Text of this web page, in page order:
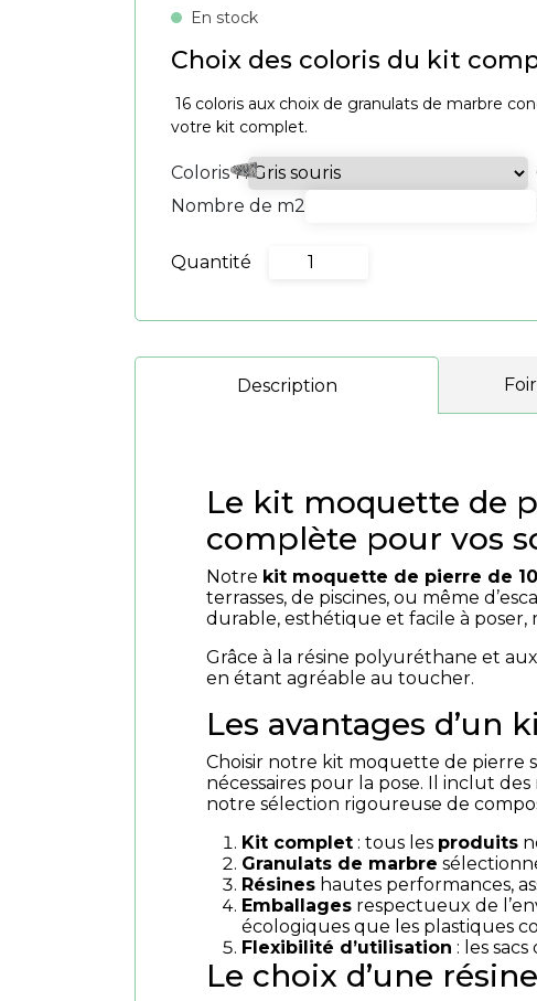
Choix des coloris du kit
16 coloris aux choix de granulats de marbre
votre kit complet.
Coloris 1 :
Nombre de m2
quantité
Pack
Premium
Quantité
En stock
Description
Le kit moquette de
complète pour vos
Notre kit moquette de pierre de
terrasses, de piscines, ou même
durable, esthétique et facile à poser,
Grâce à la résine polyuréthane et
en étant agréable au toucher.
Les avantages d’un
Choisir notre kit moquette de pierre
nécessaires pour la pose. Il inclut
notre sélection rigoureuse de
Kit complet : tous les produits
Granulats de marbre
Résines hautes performances,
Emballages respectueux de
écologiques que les plastiques
Flexibilité d’utilisation : les
Le choix d’une